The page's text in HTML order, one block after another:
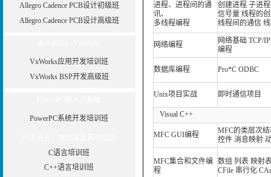
Allegro Cadence PCB设计初级班
Allegro Cadence PCB设计高级班
VxWorks应用开发培训班
VxWorks BSP开发高级班
PowerPC系统开发培训班
C语言培训班
C++语言培训班
进程、进程间的通
讯、
多线程编程
创建进程 子进
信号量 线程的
线程间的通信
网络编程
网络基础 TCP/
编程
数据库编程 Pro*C ODBC
Unix项目实战 即时通信项目
Visual C++
MFC GUI编程
MFC的类层次
控件 消息映射
MFC集合和文件编
程
数组 列表 映射
CFile 串行化